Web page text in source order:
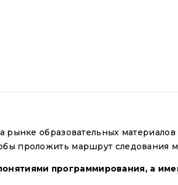
рынке образовательных
проложить маршрут следования
программирования, а